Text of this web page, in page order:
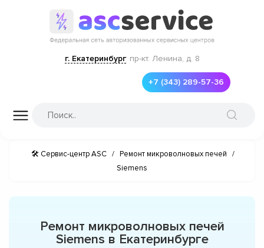
г. Екатеринбург пр-кт. Ленина, д. 8
+7 (343) 289-57-36
🛠 Сервис-центр ASC / Ремонт микроволновых печей
/
Siemens
Ремонт микроволновых печей
Siemens в Екатеринбурге